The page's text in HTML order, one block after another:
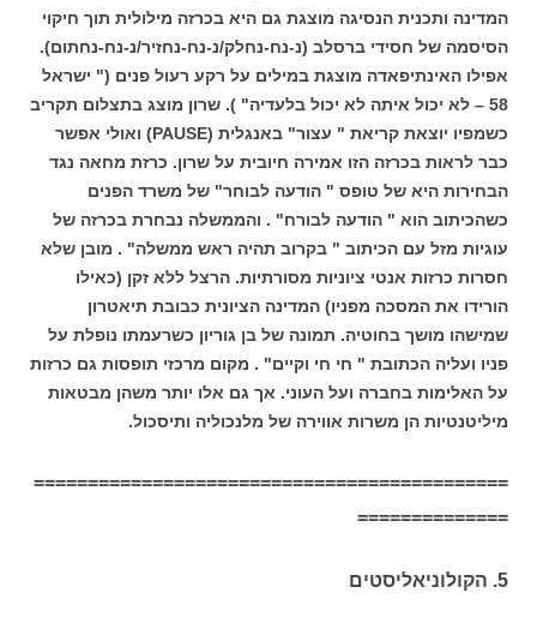
המדינה ותכנית הנסיגה מוצגת גם היא בכרזה מילולית תוך חיקוי
הסיסמה של חסידי ברסלב (נ-נח-נחלק/נ-נח-נחזיר/נ-נח-נחתום).
אפילו האינתיפאדה מוצגת במילים על רקע רעול פנים (" ישראל
58 – לא יכול איתה לא יכול בלעדיה" ). שרון מוצג בתצלום תקריב
כשמפיו יוצאת קריאת " עצור" באנגלית (PAUSE) ואולי אפשר
כבר לראות בכרזה הזו אמירה חיובית על שרון. כרזת מחאה נגד
הבחירות היא של טופס " הודעה לבוחר" של משרד הפנים
כשהכיתוב הוא " הודעה לבורח" . והממשלה נבחרת בכרזה של
עוגיות מזל עם הכיתוב " בקרוב תהיה ראש ממשלה" . מובן שלא
חסרות כרזות אנטי ציוניות מסורתיות. הרצל ללא זקן (כאילו
הורידו את המסכה מפניו) המדינה הציונית כבובת תיאטרון
שמישהו מושך בחוטיה. תמונה של בן גוריון כשרעמתו נופלת על
פניו ועליה הכתובת " חי חי וקיים" . מקום מרכזי תופסות גם כרזות
על האלימות בחברה ועל העוני. אך גם אלו יותר משהן מבטאות
מיליטנטיות הן משרות אווירה של מלנכוליה ותיסכול.
============================================
==============